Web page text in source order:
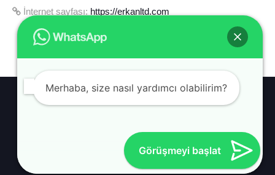
İnternet sayfası: https://erkanltd.com
HABERLER
İLETIŞIM
© 2026 ERKAN MIMARLIK BY LIMONSS.COM
Merhaba, size nasıl yardımcı olabilirim?
Görüşmeyi başlat